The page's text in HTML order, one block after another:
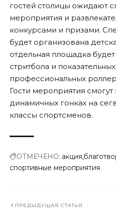
гостей столицы ожидают
мероприятия и
конкурсами и призами.
будет организована
отдельная площадка
стритбола и
профессиональных
Гости мероприятия смогут
динамичных гонках на
классы спортсменов.
ОТМЕЧЕНО: акция
спортивные мероприятия
ПРЕДЫДУЩАЯ СТАТЬЯ